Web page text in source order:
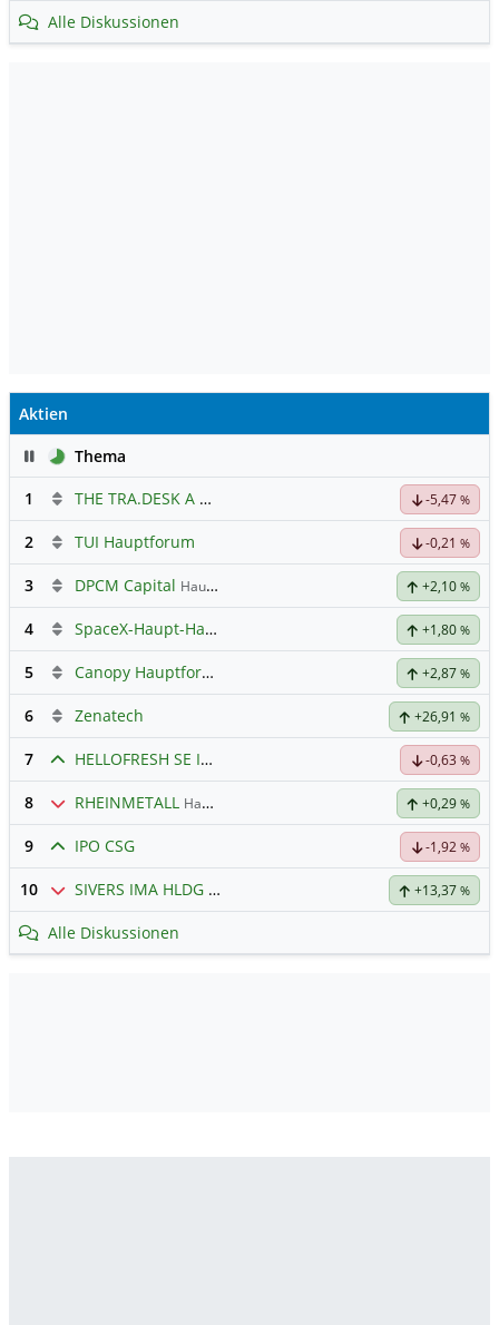
Alle Diskussionen
Aktien
PauseThema
1
THE TRA.DESK A DL-,000001 -5,47 %
2 TUI Hauptforum -0,21 %
3 DPCM Capital Hauptdiskussion +2,10 %
4 SpaceX-Haupt-Hauptforum +1,80 %
5 Canopy Hauptforum +2,87 %
6 Zenatech +26,91 %
7 HELLOFRESH SE INH O.N. -0,63 %
8 RHEINMETALL Hauptdiskussion +0,29 %
9 IPO CSG -1,92 %
10 SIVERS IMA HLDG Hauptdiskussion +13,37 %
Alle Diskussionen